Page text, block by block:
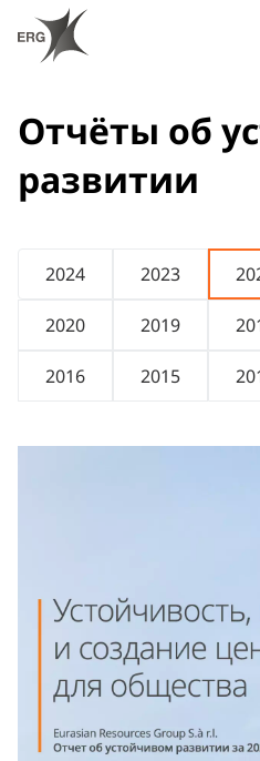
Отчёты об
развитии
2024 2023
2020 2019
2016 2015